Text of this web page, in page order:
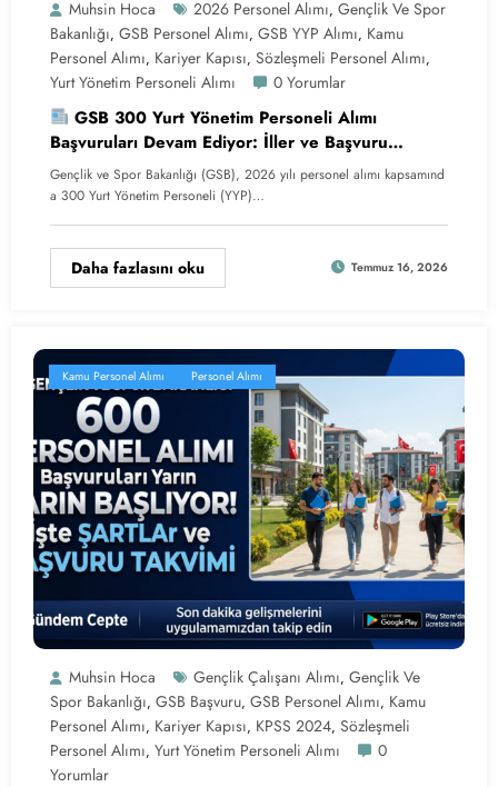
Muhsin Hoca 2026 Personel Alımı, Gençlik Ve Spor
Bakanlığı, GSB Personel Alımı, GSB YYP Alımı, Kamu
Personel Alımı, Kariyer Kapısı, Sözleşmeli Personel Alımı,
Yurt Yönetim Personeli Alımı 0 Yorumlar
GSB 300 Yurt Yönetim Personeli Alımı
Başvuruları Devam Ediyor: İller ve Başvuru
Şartları Açıklandı
Gençlik ve Spor Bakanlığı (GSB), 2026 yılı personel alımı kapsamınd
a 300 Yurt Yönetim Personeli (YYP)…
Daha fazlasını oku Temmuz 16, 2026
Kamu Personel Alımı Personel Alımı
Muhsin Hoca Gençlik Çalışanı Alımı, Gençlik Ve
Spor Bakanlığı, GSB Başvuru, GSB Personel Alımı, Kamu
Personel Alımı, Kariyer Kapısı, KPSS 2024, Sözleşmeli
Personel Alımı, Yurt Yönetim Personeli Alımı
0
Yorumlar